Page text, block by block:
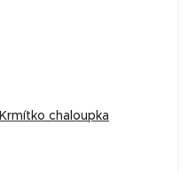
Krmítko chaloupka